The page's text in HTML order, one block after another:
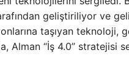
geliştiriliyor ve
taşıyan teknoloji,
Alman “İş 4.0” stratejisi